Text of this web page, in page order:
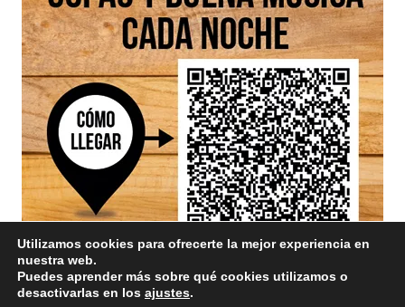
Utilizamos cookies para ofrecerte la mejor experiencia en
nuestra web.
Puedes aprender más sobre qué cookies utilizamos o
desactivarlas en los ajustes.